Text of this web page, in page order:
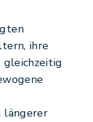
ihre
gleichzeitig
längerer